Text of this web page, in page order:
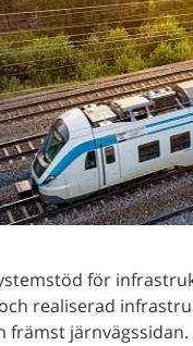
för
realiserad
främst järnvägssidan.